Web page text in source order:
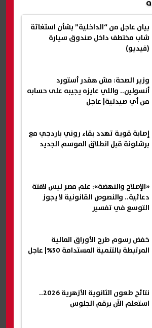
بيان عاجل من “الداخلية” بشأن استغاثة
شاب مختطف داخل صندوق سيارة
(فيديو)
وزير الصحة: مش هقدر أستورد
أنسولين.. واللي عايزه يجيبه على حسابه
من أي صيدلية| عاجل
إصابة قوية تهدد بقاء روني باردجي مع
برشلونة قبل انطلاق الموسم الجديد
«الإصلاح والنهضة»: علم مصر ليس لافتة
دعائية.. والنصوص القانونية لا يجوز
التوسع في تفسير
خفض رسوم طرح الأوراق المالية
المرتبطة بالتنمية المستدامة 50%| عاجل
نتائج طعون الثانوية الأزهرية 2026..
استعلم الآن برقم الجلوس